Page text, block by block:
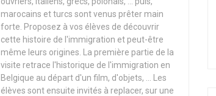
marocains et turcs sont venus prêter main
forte. Proposez à vos élèves de découvrir
cette histoire de l'immigration et peut-être
même leurs origines. La première partie de la
visite retrace l'historique de l'immigration en
Belgique au départ d'un film, d'objets, ... Les
élèves sont ensuite invités à replacer, sur une